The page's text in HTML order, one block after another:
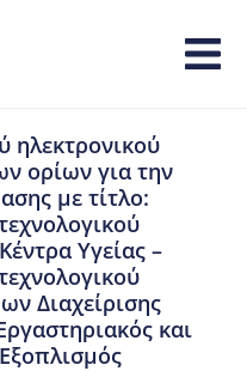
ηλεκτρονικού
ορίων για την
με τίτλο:
Υγείας –
Διαχείρισης
και